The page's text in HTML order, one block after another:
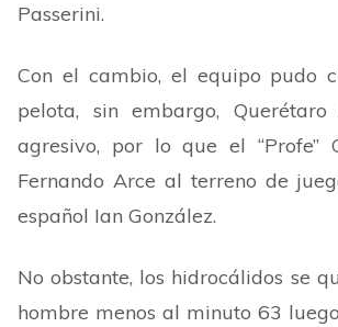
Passerini.
Con el cambio, el equipo pudo
pelota, sin embargo,
agresivo, por lo que el “Profe”
Fernando Arce al terreno de
español Ian González.
No obstante, los hidrocálidos se
hombre menos al minuto 63